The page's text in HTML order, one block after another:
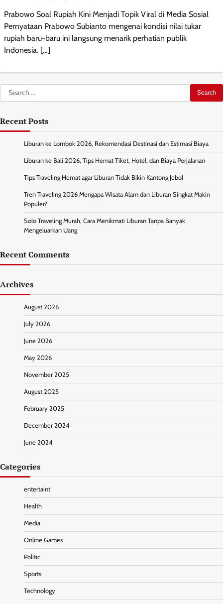
Prabowo Soal Rupiah Kini Menjadi Topik Viral di Media Sosial
Pernyataan Prabowo Subianto mengenai kondisi nilai tukar
rupiah baru-baru ini langsung menarik perhatian publik
Indonesia. […]
Search
for:
Recent Posts
Liburan ke Lombok 2026, Rekomendasi Destinasi dan Estimasi Biaya
Liburan ke Bali 2026, Tips Hemat Tiket, Hotel, dan Biaya Perjalanan
Tips Traveling Hemat agar Liburan Tidak Bikin Kantong Jebol
Tren Traveling 2026 Mengapa Wisata Alam dan Liburan Singkat Makin
Populer?
Solo Traveling Murah, Cara Menikmati Liburan Tanpa Banyak
Mengeluarkan Uang
Recent Comments
Archives
August 2026
July 2026
June 2026
May 2026
November 2025
August 2025
February 2025
December 2024
June 2024
Categories
entertaint
Health
Media
Online Games
Politic
Sports
Technology